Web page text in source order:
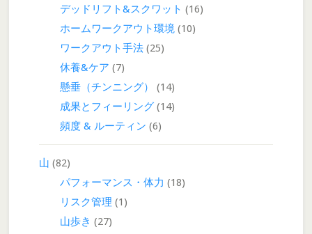
デッドリフト&スクワット (16)
ホームワークアウト環境(10)
ワークアウト手法(25)
休養&ケア (7)
懸垂（チンニング）
(14)
成果とフィーリング(14)
頻度 & ルーティン (6)
山 (82)
パフォーマンス・体力 (18)
リスク管理 (1)
山歩き (27)